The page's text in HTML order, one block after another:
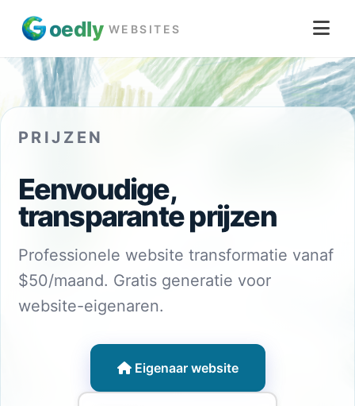
oedly WEBSITES
PRIJZEN
Eenvoudige,
transparante prijzen
Professionele website transformatie vanaf
$50/maand. Gratis generatie voor
website-eigenaren.
Eigenaar website